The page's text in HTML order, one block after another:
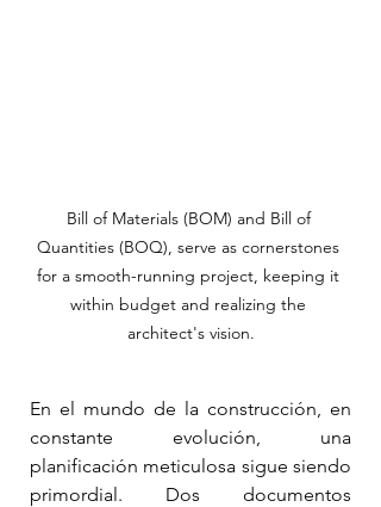
Bill of Materials (BOM) and Bill of
Quantities (BOQ), serve as cornerstones
for a smooth-running project, keeping it
within budget and realizing the
architect's vision.
En el mundo de la construcción, en
constante evolución, una
planificación meticulosa sigue siendo
primordial. Dos documentos